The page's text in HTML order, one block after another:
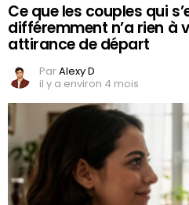
Ce que les couples qui
différemment n’a rien à
attirance de départ
ParAlexy D
il y a environ 4 mois